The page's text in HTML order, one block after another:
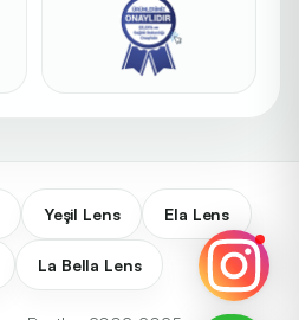
Yeşil Lens Ela Lens
La Bella Lens